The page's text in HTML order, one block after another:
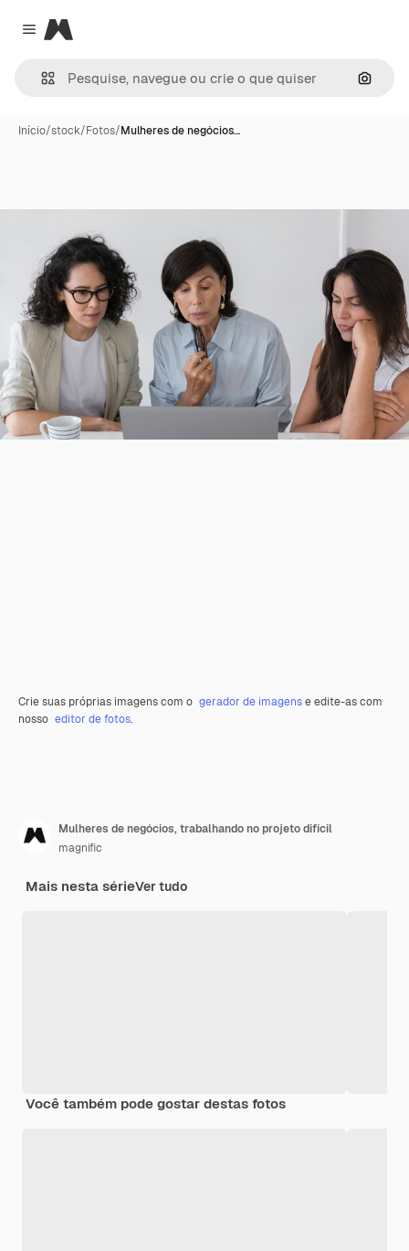
Close menu
Magnific
Início/stock/Fotos/Mulheres de negócios…
Crie suas próprias imagens com o gerador de imagense edite-as com
nosso editor de fotos.
Mulheres de negócios, trabalhando no projeto difícil
magnific
Mais nesta sérieVer tudo
Você também pode gostar destas fotos